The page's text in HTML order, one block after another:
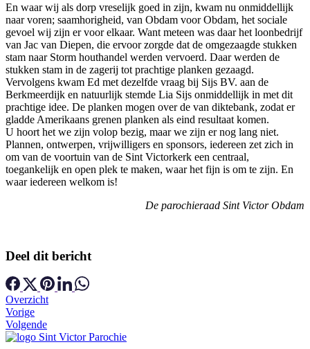
En waar wij als dorp vreselijk goed in zijn, kwam nu onmiddellijk
naar voren; saamhorigheid, van Obdam voor Obdam, het sociale
gevoel wij zijn er voor elkaar. Want meteen was daar het loonbedrijf
van Jac van Diepen, die ervoor zorgde dat de omgezaagde stukken
stam naar Storm houthandel werden vervoerd. Daar werden de
stukken stam in de zagerij tot prachtige planken gezaagd.
Vervolgens kwam Ed met dezelfde vraag bij Sijs BV. aan de
Berkmeerdijk en natuurlijk stemde Lia Sijs onmiddellijk in met dit
prachtige idee. De planken mogen over de van diktebank, zodat er
gladde Amerikaans grenen planken als eind resultaat komen.
U hoort het we zijn volop bezig, maar we zijn er nog lang niet.
Plannen, ontwerpen, vrijwilligers en sponsors, iedereen zet zich in
om van de voortuin van de Sint Victorkerk een centraal,
toegankelijk en open plek te maken, waar het fijn is om te zijn. En
waar iedereen welkom is!
De parochieraad Sint Victor Obdam
Deel dit bericht
Overzicht
Vorige
Volgende